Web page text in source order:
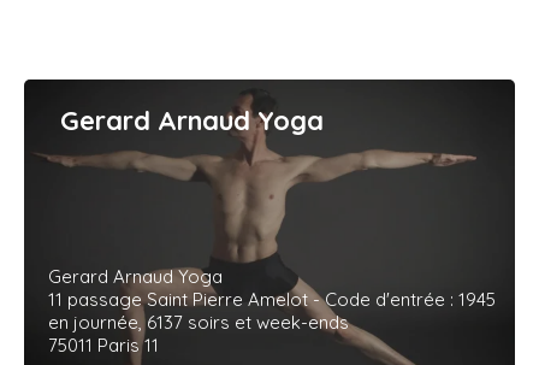
Gerard Arnaud Yoga
Gerard Arnaud Yoga
11 passage Saint Pierre Amelot - Code d'entrée : 1945
en journée, 6137 soirs et week-ends
75011 Paris 11